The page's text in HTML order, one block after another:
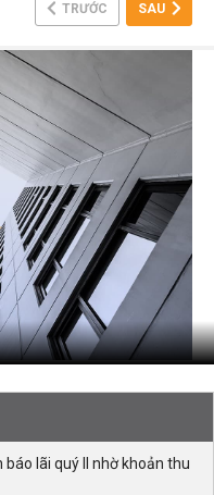
TRƯỚC SAU
lãi quý II nhờ khoản thu